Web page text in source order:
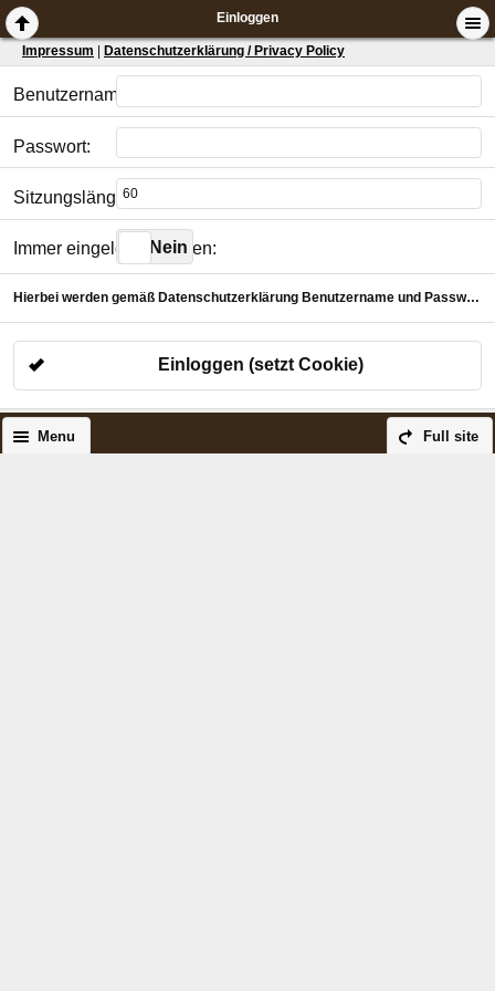
Einloggen
Impressum Datenschutzerklärung / Privacy Policy
Benutzername:
Passwort:
Sitzungslänge in Minuten:
Immer eingeloggt bleiben:
Ja Nein
Hierbei werden gemäß Datenschutzerklärung Benutzername und Passwort verschlüsselt für die gewählte Dauer in einem Cookie abgelegt.
Einloggen (setzt Cookie)
Full site
Menu